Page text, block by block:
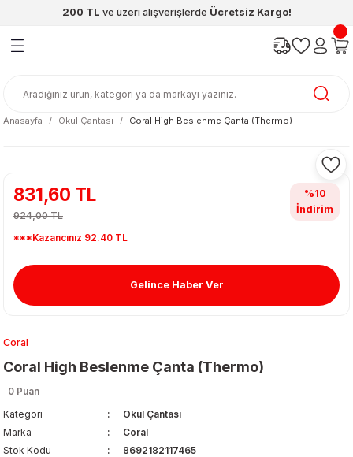
200 TL ve üzeri alışverişlerde Ücretsiz Kargo!
Geri Dön
Geri Dön
& Matara
Geri Dön
Geri Dön
Geri Dön
Geri Dön
Anasayfa
Okul Çantası Coral High Beslenme Çanta (Thermo)
Coral
Coral High Beslenme Çanta (Thermo)
0 Puan
Kategori
Okul Çantası
Marka
Coral
Stok Kodu
8692182117465
831,60 TL
924,00 TL
***Kazancınız 92.40 TL
%10
İndirim
Gelince Haber Ver